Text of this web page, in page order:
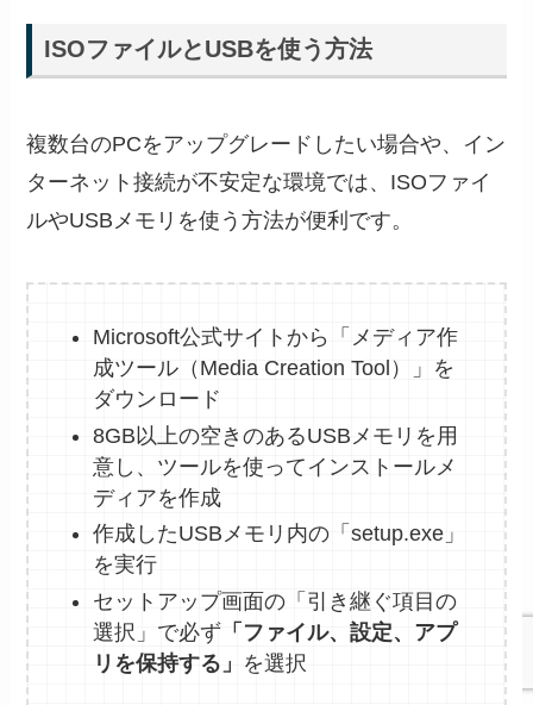
ISOファイルとUSBを使う方法
複数台のPCをアップグレードしたい場合や、イン
ターネット接続が不安定な環境では、ISOファイ
ルやUSBメモリを使う方法が便利です。
Microsoft公式サイトから「メディア作
成ツール（Media Creation Tool）」を
ダウンロード
8GB以上の空きのあるUSBメモリを用
意し、ツールを使ってインストールメ
ディアを作成
作成したUSBメモリ内の「setup.exe」
を実行
セットアップ画面の「引き継ぐ項目の
選択」で必ず 「ファイル、設定、アプ
リを保持する」 を選択